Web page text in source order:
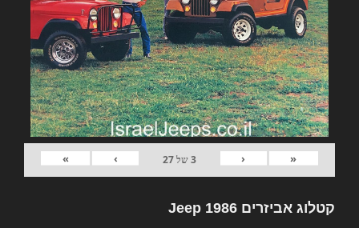
«
‹
3של27
›
»
קטלוג אביזרים Jeep 1986